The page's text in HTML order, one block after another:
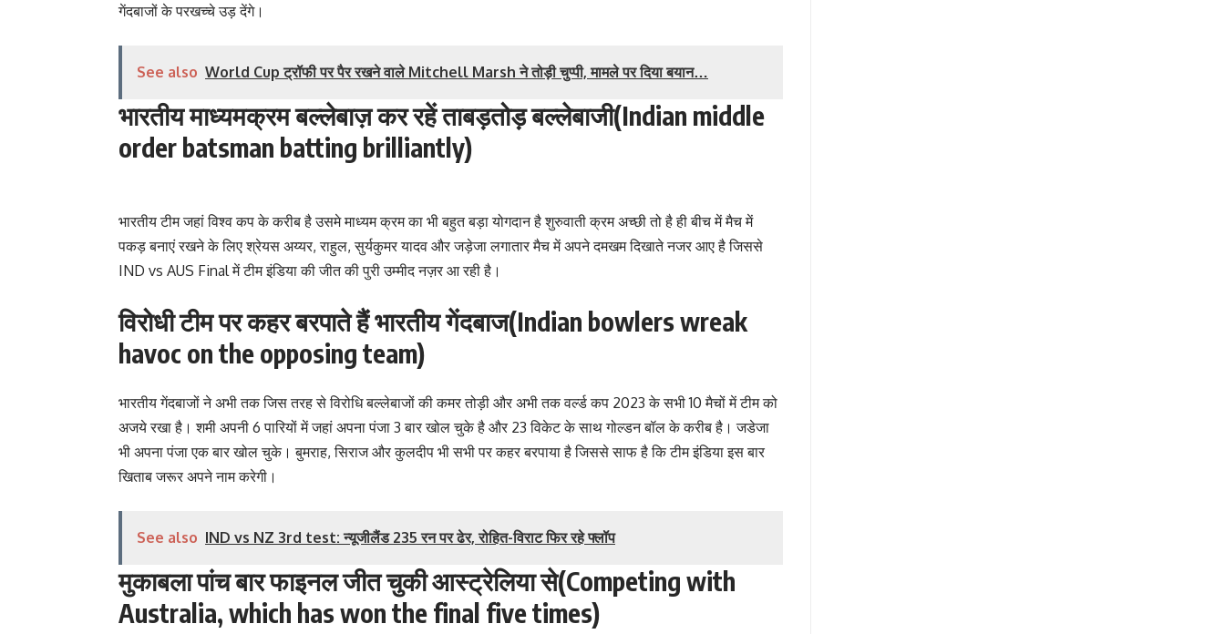
गेंदबाजों के परखच्चे उड़ देंगे।
See also World Cup ट्रॉफी पर पैर रखने वाले Mitchell Marsh ने तोड़ी चुप्पी, मामले पर दिया बयान…
भारतीय माध्यमक्रम बल्लेबाज़ कर रहें ताबड़तोड़ बल्लेबाजी(Indian middle
order batsman batting brilliantly)
भारतीय टीम जहां विश्व कप के करीब है उसमे माध्यम क्रम का भी बहुत बड़ा योगदान है शुरुवाती क्रम अच्छी तो है ही बीच में मैच में
पकड़ बनाएं रखने के लिए श्रेयस अय्यर, राहुल, सुर्यकुमर यादव और जड़ेजा लगातार मैच में अपने दमखम दिखाते नजर आए है जिससे
IND vs AUS Final में टीम इंडिया की जीत की पुरी उम्मीद नज़र आ रही है।
विरोधी टीम पर कहर बरपाते हैं भारतीय गेंदबाज(Indian bowlers wreak
havoc on the opposing team)
भारतीय गेंदबाजों ने अभी तक जिस तरह से विरोधि बल्लेबाजों की कमर तोड़ी और अभी तक वर्ल्ड कप 2023 के सभी 10 मैचों में टीम को
अजये रखा है। शमी अपनी 6 पारियों में जहां अपना पंजा 3 बार खोल चुके है और 23 विकेट के साथ गोल्डन बॉल के करीब है। जडेजा
भी अपना पंजा एक बार खोल चुके। बुमराह, सिराज और कुलदीप भी सभी पर कहर बरपाया है जिससे साफ है कि टीम इंडिया इस बार
खिताब जरूर अपने नाम करेगी।
See also IND vs NZ 3rd test: न्यूजीलैंड 235 रन पर ढेर, रोहित-विराट फिर रहे फ्लॉप
मुकाबला पांच बार फाइनल जीत चुकी आस्ट्रेलिया से(Competing with
Australia, which has won the final five times)